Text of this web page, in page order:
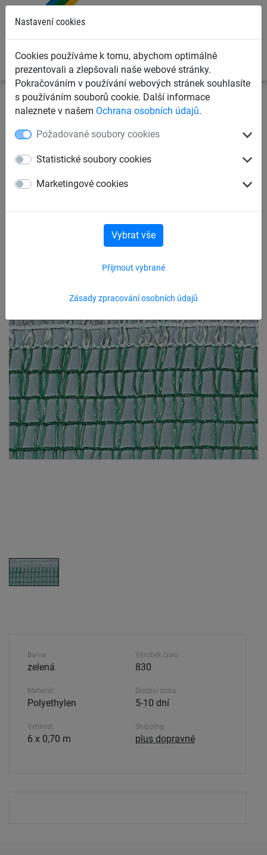
Nastavení cookies
Cookies používáme k tomu, abychom optimálně
prezentovali a zlepšovali naše webové stránky.
Pokračováním v používání webových stránek souhlasíte
s používáním souborů cookie. Další informace
naleznete v našem Ochrana osobních údajů.
Požadované soubory cookies
Statistické soubory cookies
Marketingové cookies
Zásady zpracování osobních údajů
Přijmout vybrané
Vybrat vše
Sportovní sítě Sítě na tenis Dětské tenisové sítě
Dětská tenis / badminton síť
0,7x6 m
Barva
zelená
Materiál
Polyethylen
Velikost
6 x 0,70 m
Výrobek číslo
830
Dodací doba.
5-10 dní
Shipping
plus dopravné